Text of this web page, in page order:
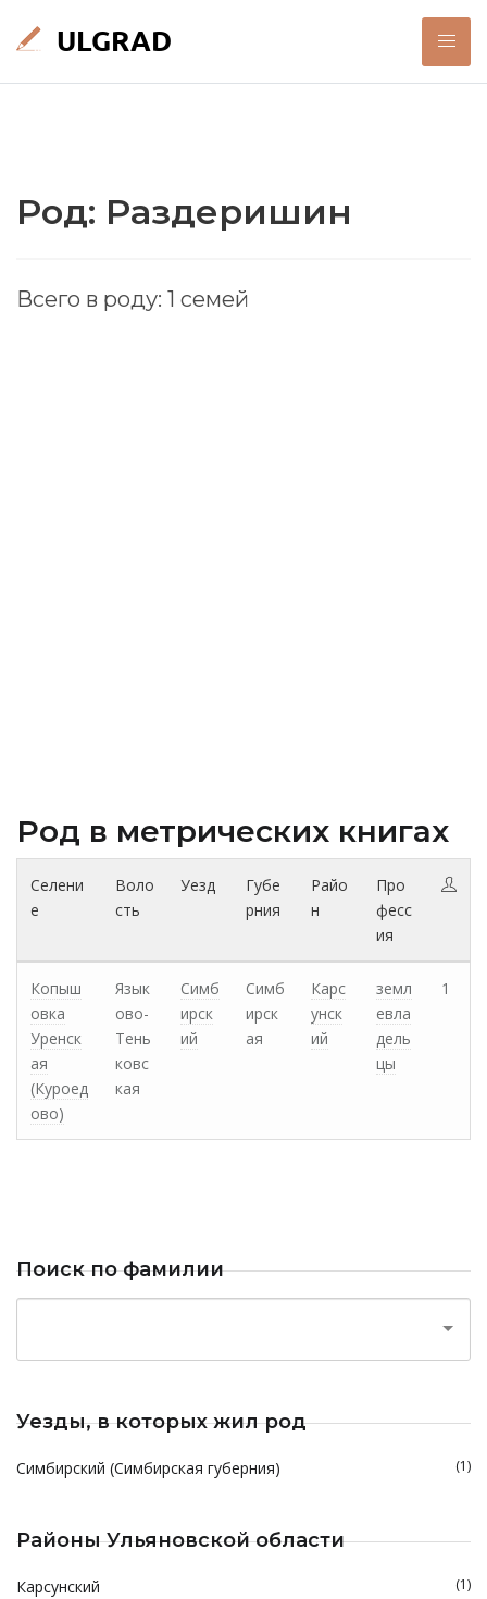
Род: Раздеришин
Всего в роду: 1 семей
Род в метрических книгах
Селени
е
Воло
сть
Уезд
Губе
рния
Райо
н
Про
фесс
ия
Копыш
овка
Уренск
ая
(Куроед
ово)
Язык
ово-
Тень
ковс
кая
Симб
ирск
ий
Симб
ирск
ая
Карс
унск
ий
земл
евла
дель
цы
1
Поиск по фамилии
Уезды, в которых жил род
Симбирский (Симбирская губерния) (1)
Районы Ульяновской области
Карсунский (1)